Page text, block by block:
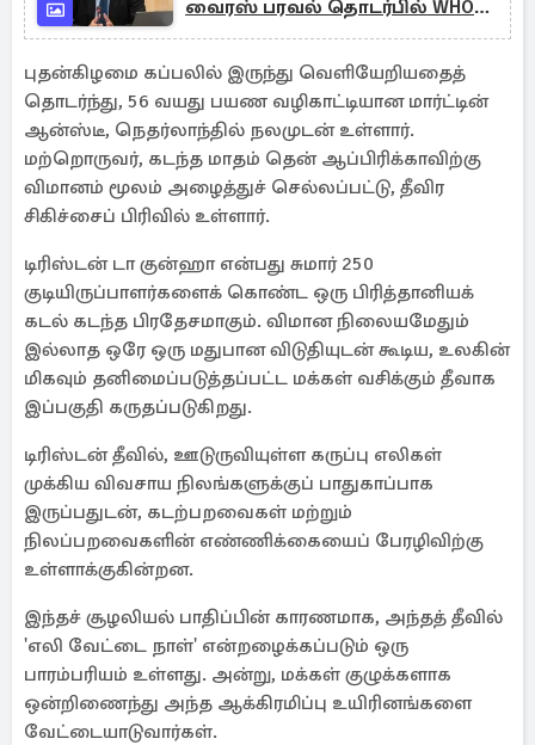
வைரஸ் பரவல் தொடர்பில் WHO
தலைவர்
புதன்கிழமை கப்பலில் இருந்து வெளியேறியதைத்
தொடர்ந்து, 56 வயது பயண வழிகாட்டியான மார்ட்டின்
ஆன்ஸ்டீ, நெதர்லாந்தில் நலமுடன் உள்ளார்.
மற்றொருவர், கடந்த மாதம் தென் ஆப்பிரிக்காவிற்கு
விமானம் மூலம் அழைத்துச் செல்லப்பட்டு, தீவிர
சிகிச்சைப் பிரிவில் உள்ளார்.
டிரிஸ்டன் டா குன்ஹா என்பது சுமார் 250
குடியிருப்பாளர்களைக் கொண்ட ஒரு பிரித்தானியக்
கடல் கடந்த பிரதேசமாகும். விமான நிலையமேதும்
இல்லாத ஒரே ஒரு மதுபான விடுதியுடன் கூடிய, உலகின்
மிகவும் தனிமைப்படுத்தப்பட்ட மக்கள் வசிக்கும் தீவாக
இப்பகுதி கருதப்படுகிறது.
டிரிஸ்டன் தீவில், ஊடுருவியுள்ள கருப்பு எலிகள்
முக்கிய விவசாய நிலங்களுக்குப் பாதுகாப்பாக
இருப்பதுடன், கடற்பறவைகள் மற்றும்
நிலப்பறவைகளின் எண்ணிக்கையைப் பேரழிவிற்கு
உள்ளாக்குகின்றன.
இந்தச் சூழலியல் பாதிப்பின் காரணமாக, அந்தத் தீவில்
'எலி வேட்டை நாள்' என்றழைக்கப்படும் ஒரு
பாரம்பரியம் உள்ளது. அன்று, மக்கள் குழுக்களாக
ஒன்றிணைந்து அந்த ஆக்கிரமிப்பு உயிரினங்களை
வேட்டையாடுவார்கள்.